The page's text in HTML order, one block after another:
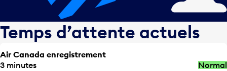
Temps d’attente actuels
Air Canada enregistrement
3 minutes
Normal